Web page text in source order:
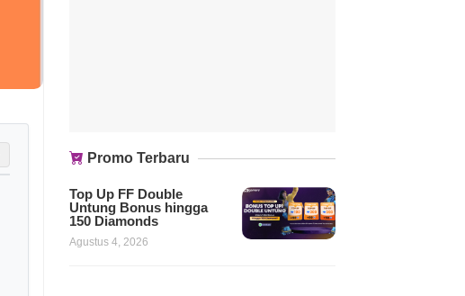
Promo Terbaru
Top Up FF Double
Untung Bonus hingga
150 Diamonds
Agustus 4, 2026